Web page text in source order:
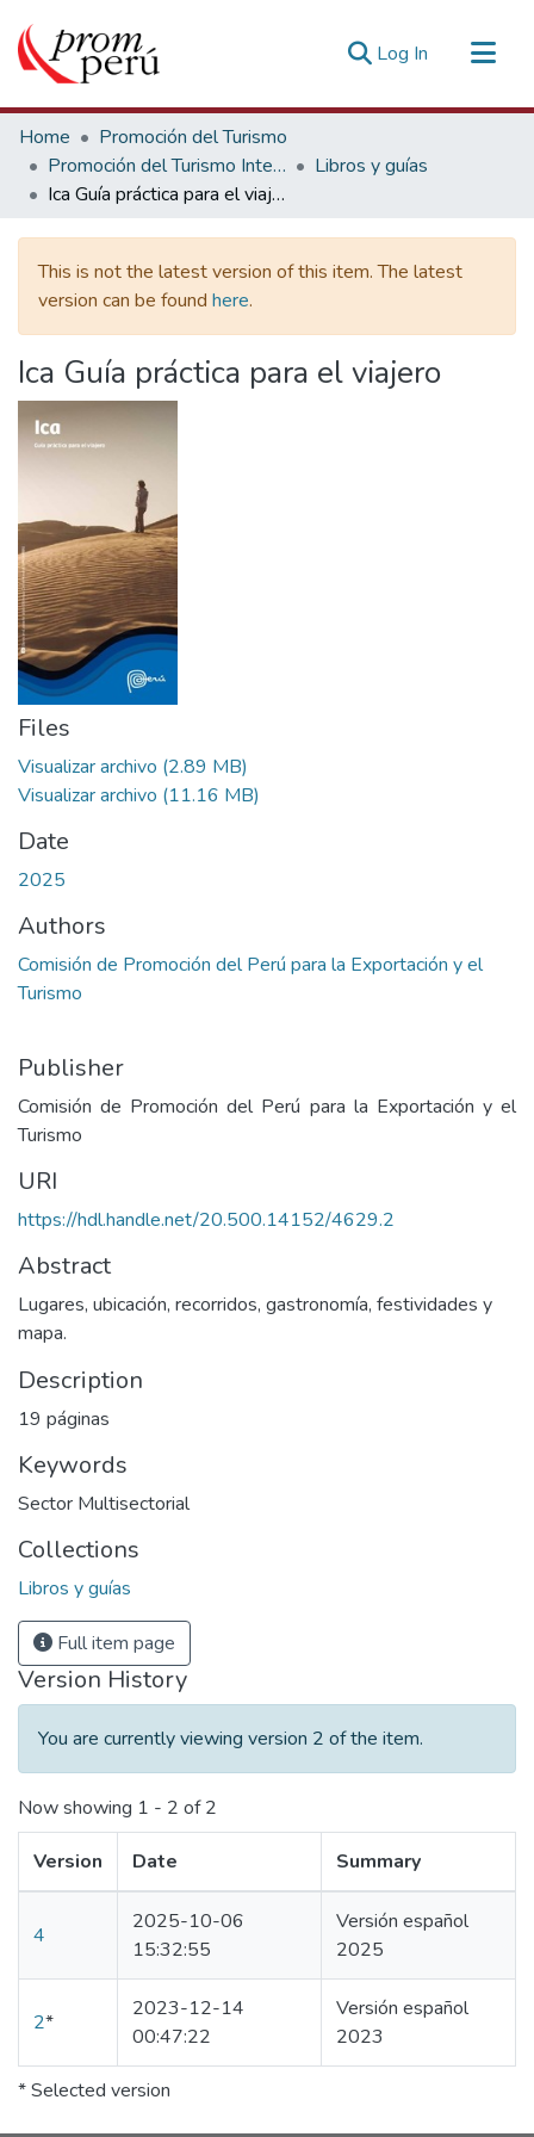
Log In (current)
Communities & Collections
All of DSpace
Statistics
Estadísticas Externas
Home
Promoción del Turismo
Promoción del Turismo Interno
Libros y guías
Ica Guía práctica para el viajero
This is not the latest version of this item. The latest
version can be found here.
Ica Guía práctica para el viajero
Files
Visualizar archivo (2.89 MB)
Visualizar archivo (11.16 MB)
Date
2025
Authors
Comisión de Promoción del Perú para la Exportación y el
Turismo
Publisher
Comisión de Promoción del Perú para la Exportación y el
Turismo
URI
https://hdl.handle.net/20.500.14152/4629.2
Abstract
Lugares, ubicación, recorridos, gastronomía, festividades y
mapa.
Description
19 páginas
Keywords
Sector Multisectorial
Collections
Libros y guías
Full item page
Version History
You are currently viewing version 2 of the item.
Now showing 1 - 2 of 2
Version Date Summary
4
2025-10-06
15:32:55
Versión español
2025
2*
2023-12-14
00:47:22
Versión español
2023
* Selected version